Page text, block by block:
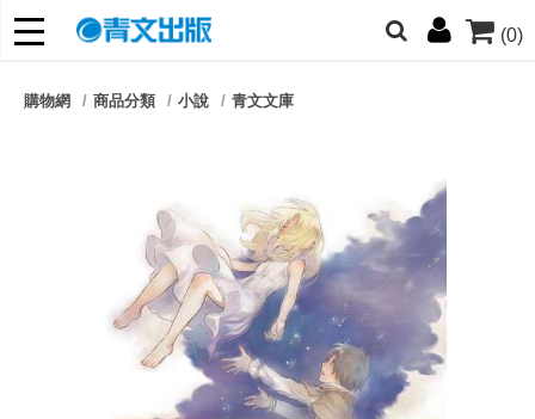
(0)
朋友們，提高警覺！
購物網 商品分類 小說 青文文庫